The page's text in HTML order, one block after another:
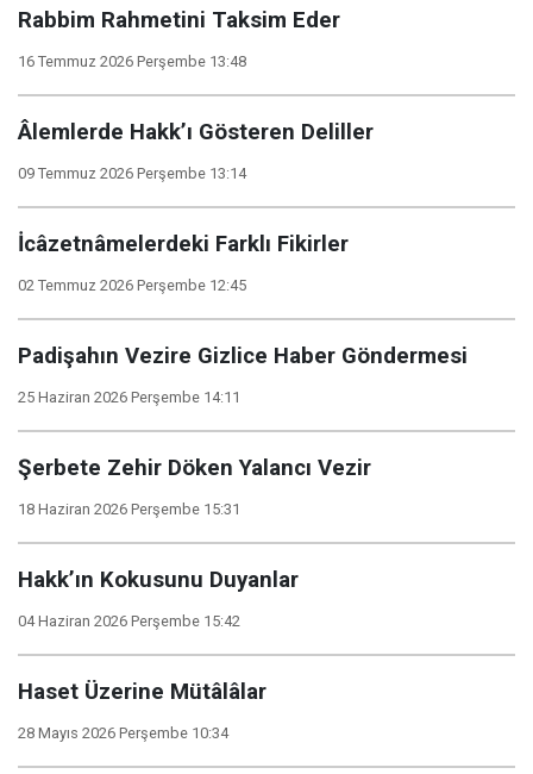
Rabbim Rahmetini Taksim Eder
16 Temmuz 2026 Perşembe 13:48
Âlemlerde Hakk’ı Gösteren Deliller
09 Temmuz 2026 Perşembe 13:14
İcâzetnâmelerdeki Farklı Fikirler
02 Temmuz 2026 Perşembe 12:45
Padişahın Vezire Gizlice Haber Göndermesi
25 Haziran 2026 Perşembe 14:11
Şerbete Zehir Döken Yalancı Vezir
18 Haziran 2026 Perşembe 15:31
Hakk’ın Kokusunu Duyanlar
04 Haziran 2026 Perşembe 15:42
Haset Üzerine Mütâlâlar
28 Mayıs 2026 Perşembe 10:34